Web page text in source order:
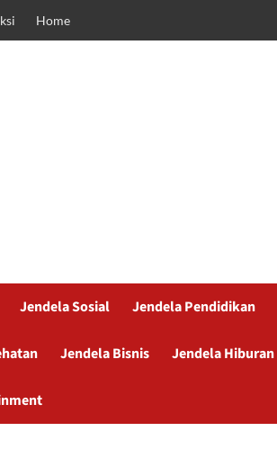
Home
Jendela Sosial Jendela Pendidikan
Jendela Bisnis Jendela Hiburan